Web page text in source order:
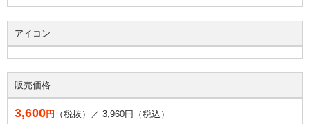
アイコン
販売価格
3,600円 （税抜）／ 3,960円（税込）